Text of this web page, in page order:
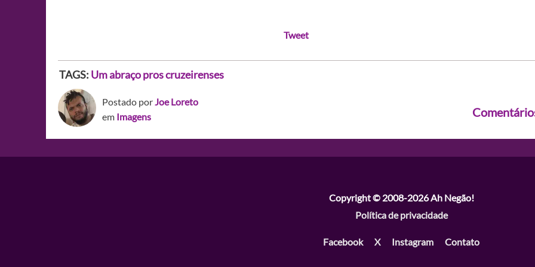
Tweet
TAGS: Um abraço pros cruzeirenses
Postado porJoe Loreto
em Imagens
Copyright © 2008-2026Ah Negão!
Política de privacidade
Facebook X Instagram Contato